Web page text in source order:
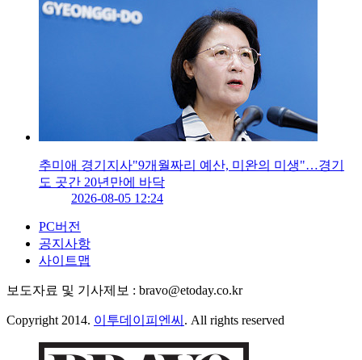
추미애 경기지사"9개월짜리 예산, 미완의 미생"…경기
도 곳간 20년만에 바닥
2026-08-05 12:24
PC버전
공지사항
사이트맵
보도자료 및 기사제보 : bravo@etoday.co.kr
Copyright 2014. 이투데이피엔씨 . All rights reserved